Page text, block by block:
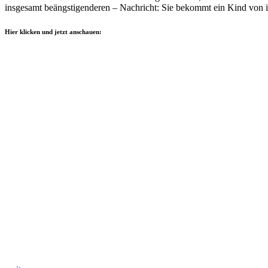
insgesamt beängstigenderen – Nachricht: Sie bekommt ein Kind von
Hier klicken und jetzt anschauen: